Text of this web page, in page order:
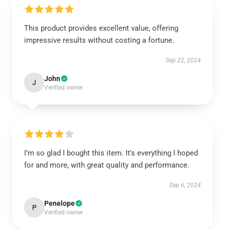
This product provides excellent value, offering
impressive results without costing a fortune.
Sep 22, 2024
J John
Verified owner
I’m so glad I bought this item. It’s everything I hoped
for and more, with great quality and performance.
Sep 6, 2024
P Penelope
Verified owner